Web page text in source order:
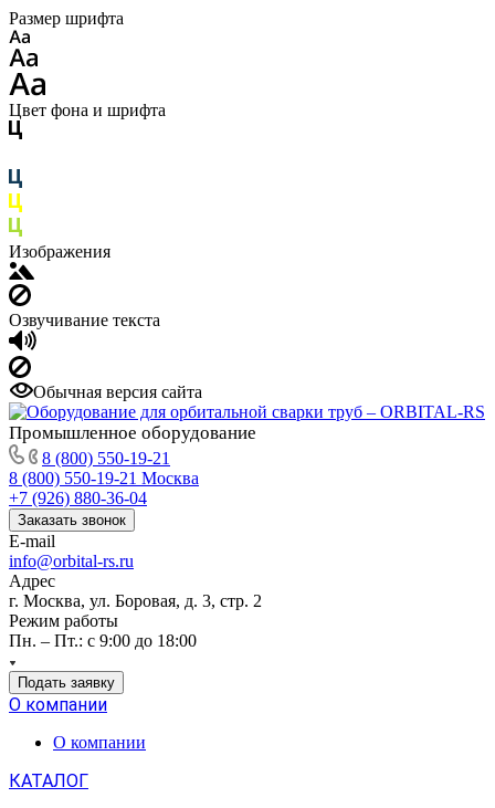
Размер шрифта
Цвет фона и шрифта
Изображения
Озвучивание текста
Обычная версия сайта
Промышленное оборудование
8 (800) 550-19-21
8 (800) 550-19-21 Москва
+7 (926) 880-36-04
Заказать звонок
E-mail
info@orbital-rs.ru
Адрес
г. Москва, ул. Боровая, д. 3, стр. 2
Режим работы
Пн. – Пт.: с 9:00 до 18:00
Подать заявку
О компании
О компании
КАТАЛОГ